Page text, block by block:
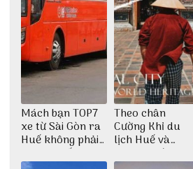
Mách bạn TOP7
xe từ Sài Gòn ra
Huế không phải
ai cũng biết
Theo chân
Cường Khỉ du
lịch Huế và
check-in đúng